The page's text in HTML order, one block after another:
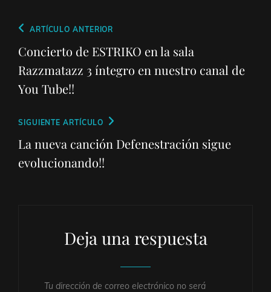
Navegación
de
entradas
Entrada
anterior
ARTÍCULO ANTERIOR
Concierto de ESTRIKO en la sala
Razzmatazz 3 íntegro en nuestro canal de
You Tube!!
Entrada
siguiente
SIGUIENTE ARTÍCULO
La nueva canción Defenestración sigue
evolucionando!!
Deja una respuesta
Tu dirección de correo electrónico no será